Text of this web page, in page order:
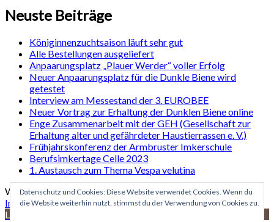
Neuste Beiträge
Königinnenzuchtsaison läuft sehr gut
Alle Bestellungen ausgeliefert
Anpaarungsplatz „Plauer Werder“ voller Erfolg
Neuer Anpaarungsplatz für die Dunkle Biene wird
getestet
Interview am Messestand der 3. EUROBEE
Neuer Vortrag zur Erhaltung der Dunklen Biene online
Enge Zusammenarbeit mit der GEH (Gesellschaft zur
Erhaltung alter und gefährdeter Haustierrassen e. V.)
Frühjahrskonferenz der Armbruster Imkerschule
Berufsimkertage Celle 2023
1. Austausch zum Thema Vespa velutina
WordPress Site | Theme: sosimple vonFernando Villamor Jr
Impressum|Datenschutzerklärung
Languages »
Datenschutz und Cookies: Diese Website verwendet Cookies. Wenn du
die Website weiterhin nutzt, stimmst du der Verwendung von Cookies zu.